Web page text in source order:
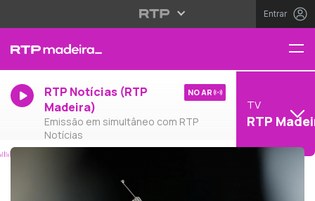
Entrar
RTP Notícias (RTP
Madeira)
Emissão em simultâneo com RTP
Notícias
NO AR
TV
RTP